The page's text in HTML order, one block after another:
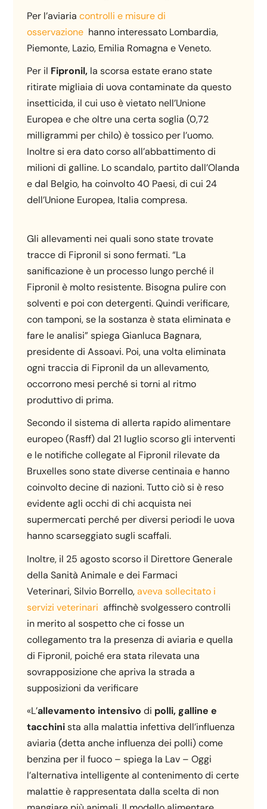
Per l’aviariacontrolli e misure di
osservazione hanno interessato Lombardia,
Piemonte, Lazio, Emilia Romagna e Veneto.
Per il Fipronil, la scorsa estate erano state
ritirate migliaia di uova contaminate da questo
insetticida, il cui uso è vietato nell’Unione
Europea e che oltre una certa soglia (0,72
milligrammi per chilo) è tossico per l’uomo.
Inoltre si era dato corso all’abbattimento di
milioni di galline. Lo scandalo, partito dall’Olanda
e dal Belgio, ha coinvolto 40 Paesi, di cui 24
dell’Unione Europea, Italia compresa.
Gli allevamenti nei quali sono state trovate
tracce di Fipronil si sono fermati. “La
sanificazione è un processo lungo perché il
Fipronil è molto resistente. Bisogna pulire con
solventi e poi con detergenti. Quindi verificare,
con tamponi, se la sostanza è stata eliminata e
fare le analisi” spiega Gianluca Bagnara,
presidente di Assoavi. Poi, una volta eliminata
ogni traccia di Fipronil da un allevamento,
occorrono mesi perché si torni al ritmo
produttivo di prima.
Secondo il sistema di allerta rapido alimentare
europeo (Rasff) dal 21 luglio scorso gli interventi
e le notifiche collegate al Fipronil rilevate da
Bruxelles sono state diverse centinaia e hanno
coinvolto decine di nazioni. Tutto ciò si è reso
evidente agli occhi di chi acquista nei
supermercati perché per diversi periodi le uova
hanno scarseggiato sugli scaffali.
Inoltre, il 25 agosto scorso il Direttore Generale
della Sanità Animale e dei Farmaci
Veterinari, Silvio Borrello,aveva sollecitato i
servizi veterinari affinchè svolgessero controlli
in merito al sospetto che ci fosse un
collegamento tra la presenza di aviaria e quella
di Fipronil, poiché era stata rilevata una
sovrapposizione che apriva la strada a
supposizioni da verificare
«L’allevamento intensivo di polli, galline e
tacchinista alla malattia infettiva dell’influenza
aviaria (detta anche influenza dei polli) come
benzina per il fuoco – spiega la Lav – Oggi
l’alternativa intelligente al contenimento di certe
malattie è rappresentata dalla scelta di non